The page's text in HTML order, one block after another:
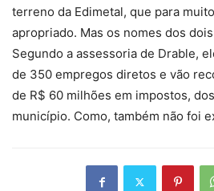
terreno da Edimetal, que para
apropriado. Mas os nomes dos
Segundo a assessoria de Drable,
de 350 empregos diretos e vão
de R$ 60 milhões em impostos,
município. Como, também não foi